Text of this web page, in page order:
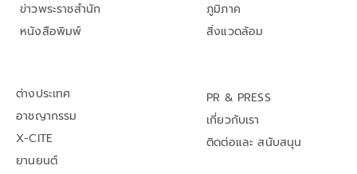
ข่าวพระราชสำนัก
หนังสือพิมพ์
ภูมิภาค
สิ่งแวดล้อม
ต่างประเทศ
อาชญากรรม
X-CITE
ยานยนต์
PR & PRESS
เกี่ยวกับเรา
ติดต่อและ สนับสนุน